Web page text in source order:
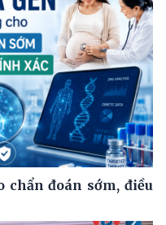
chẩn đoán sớm, điều